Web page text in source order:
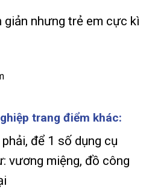
giản nhưng trẻ em cực kì
trang điểm khác:
để 1 số dụng cụ
vương miệng, đồ công